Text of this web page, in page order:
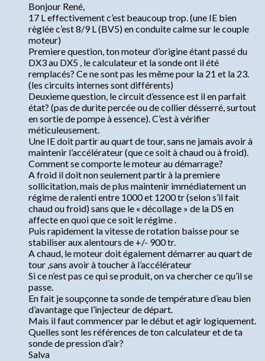
Bonjour René,
17 L effectivement c’est beaucoup trop. (une IE bien
règlée c’est 8/9 L (BV5) en conduite calme sur le couple
moteur)
Premiere question, ton moteur d’origine étant passé du
DX3 au DX5 , le calculateur et la sonde ont il été
remplacés? Ce ne sont pas les même pour la 21 et la 23.
(les circuits internes sont différents)
Deuxieme question, le circuit d’essence est il en parfait
état? (pas de durite percée ou de collier désserré, surtout
en sortie de pompe à essence). C’est à vérifier
méticuleusement.
Une IE doit partir au quart de tour, sans ne jamais avoir à
maintenir l’accélérateur (que ce soit à chaud ou à froid).
Comment se comporte le moteur au démarrage?
A froid il doit non seulement partir à la premiere
sollicitation, mais de plus maintenir immédiatement un
régime de ralenti entre 1000 et 1200 tr (selon s’il fait
chaud ou froid) sans que le « décollage » de la DS en
affecte en quoi que ce soit le régime .
Puis rapidement la vitesse de rotation baisse pour se
stabiliser aux alentours de +/- 900 tr.
A chaud, le moteur doit également démarrer au quart de
tour ,sans avoir à toucher à l’accélérateur
Si ce n’est pas ce qui se produit, on va chercher ce qu’il se
passe.
En fait je soupçonne ta sonde de température d’eau bien
d’avantage que l’injecteur de départ.
Mais il faut commencer par le début et agir logiquement.
Quelles sont les références de ton calculateur et de ta
sonde de pression d’air?
Salva